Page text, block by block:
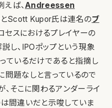
えば、Andreessen
Scott Kupor氏は連名のブ
セスにおけるプレイヤーの
し、IPOポップという現象
ているだけであると指摘し
問題なしと言っているので
、そこに関わるアンダーライ
間違いだと示唆していま